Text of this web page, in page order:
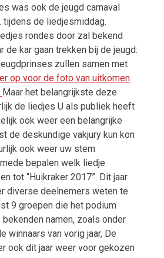
was ook de jeugd carnaval
tijdens de liedjesmiddag.
rondes door zal bekend
de kar gaan trekken bij de jeugd:
zullen samen met
op voor de foto van uitkomen
Maar het belangrijkste deze
de liedjes U als publiek heeft
ook weer een belangrijke
de deskundige vakjury kun kon
ook weer uw stem
bepalen welk liedje
tot “Huikraker 2017”. Dit jaar
diverse deelnemers weten te
9 groepen die het podium
namen, zoals onder
winnaars van vorig jaar, De
ook dit jaar weer voor gekozen